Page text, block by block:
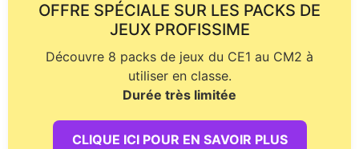
OFFRE SPÉCIALE SUR LES PACKS DE
JEUX PROFISSIME
Découvre 8 packs de jeux du CE1 au CM2 à
utiliser en classe.
Durée très limitée
CLIQUE ICI POUR EN SAVOIR PLUS